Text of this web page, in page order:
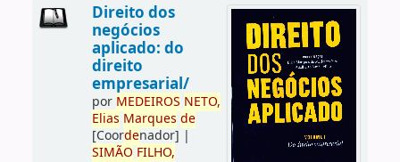
Direito dos
negócios
aplicado: do
direito
empresarial/
por MEDEIROS NETO,
Elias Marques de
[Coordenador] |
SIMÃO FILHO,